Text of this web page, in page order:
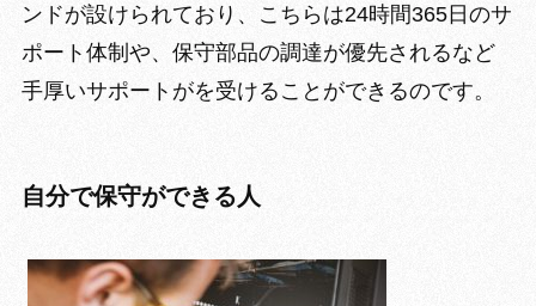
ンドが設けられており、こちらは24時間365日のサ
ポート体制や、保守部品の調達が優先されるなど
手厚いサポートがを受けることができるのです。
自分で保守ができる人